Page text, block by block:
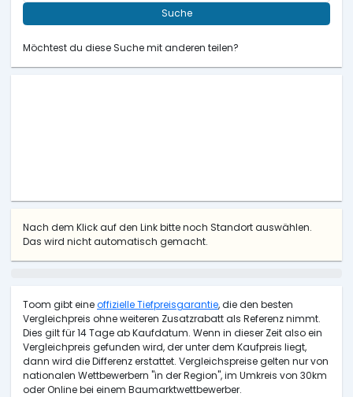
Suche
Möchtest du diese Suche mit anderen teilen?
Nach dem Klick auf den Link bitte noch Standort auswählen.
Das wird nicht automatisch gemacht.
Toom gibt eineoffizielle Tiefpreisgarantie, die den besten
Vergleichpreis ohne weiteren Zusatzrabatt als Referenz nimmt.
Dies gilt für 14 Tage ab Kaufdatum. Wenn in dieser Zeit also ein
Vergleichpreis gefunden wird, der unter dem Kaufpreis liegt,
dann wird die Differenz erstattet. Vergleichspreise gelten nur von
nationalen Wettbewerbern "in der Region", im Umkreis von 30km
oder Online bei einem Baumarktwettbewerber.